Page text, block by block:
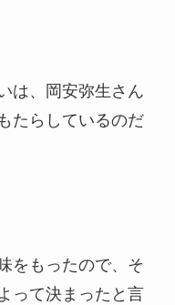
は、岡安弥生さん
たらしているのだ
をもったので、そ
って決まったと言